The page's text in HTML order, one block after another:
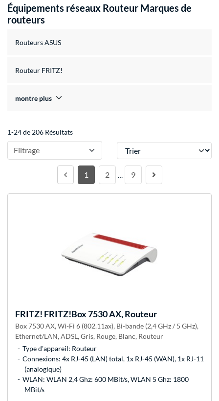
Équipements réseaux Routeur Marques de
routeurs
Routeurs ASUS
Routeur FRITZ!
montre plus
1-24 de 206 Résultats
Filtrage Trier
1 2 … 9
FRITZ! FRITZ!Box 7530 AX, Routeur
Box 7530 AX, Wi-Fi 6 (802.11ax), Bi-bande (2,4 GHz / 5 GHz),
Ethernet/LAN, ADSL, Gris, Rouge, Blanc, Routeur
Type d'appareil: Routeur
Connexions: 4x RJ-45 (LAN) total, 1x RJ-45 (WAN), 1x RJ-11
(analogique)
WLAN: WLAN 2,4 Ghz: 600 MBit/s, WLAN 5 Ghz: 1800
MBit/s